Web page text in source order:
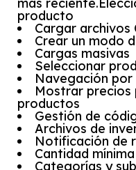
producto
Cargar archivos
Crear un modo
Cargas masivas
Seleccionar
Navegación por
Mostrar precios
productos
Gestión de
Archivos de
Notificación de
Cantidad
Categorías y